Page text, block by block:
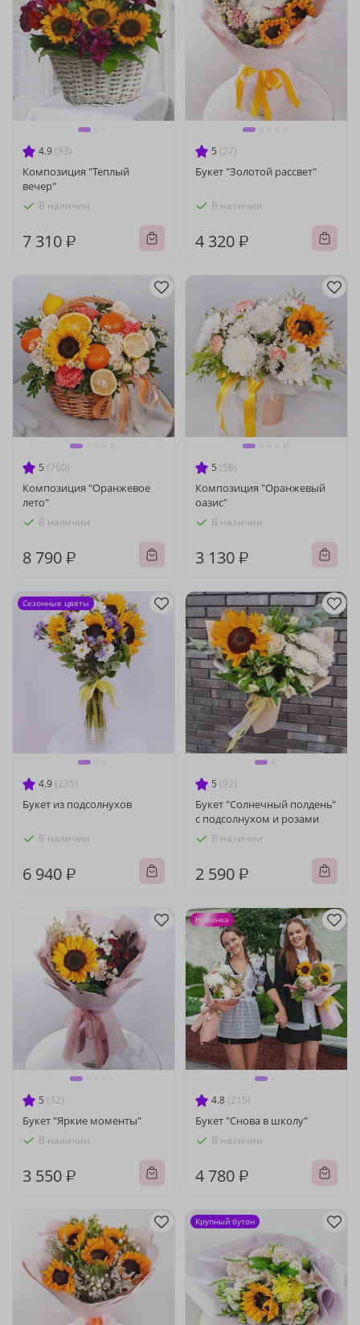
4.9 (83)
Композиция "Теплый
вечер"
В наличии
7 310 ₽
5 (27)
Букет "Золотой рассвет"
В наличии
4 320 ₽
5 (760)
Композиция "Оранжевое
лето"
В наличии
8 790 ₽
5 (58)
Композиция "Оранжевый
оазис"
В наличии
3 130 ₽
4.9 (235)
Букет из подсолнухов
В наличии
6 940 ₽
Сезонные цветы
5 (92)
Букет "Солнечный полдень"
с подсолнухом и розами
В наличии
2 590 ₽
5 (32)
Букет "Яркие моменты"
В наличии
3 550 ₽
4.8 (215)
Букет "Снова в школу"
В наличии
4 780 ₽
Новинка
Крупный бутон